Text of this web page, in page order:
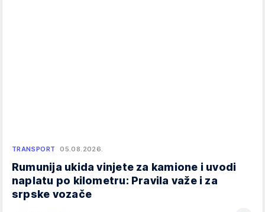
TRANSPORT 05.08.2026.
Rumunija ukida vinjete za kamione i uvodi
naplatu po kilometru: Pravila važe i za
srpske vozače